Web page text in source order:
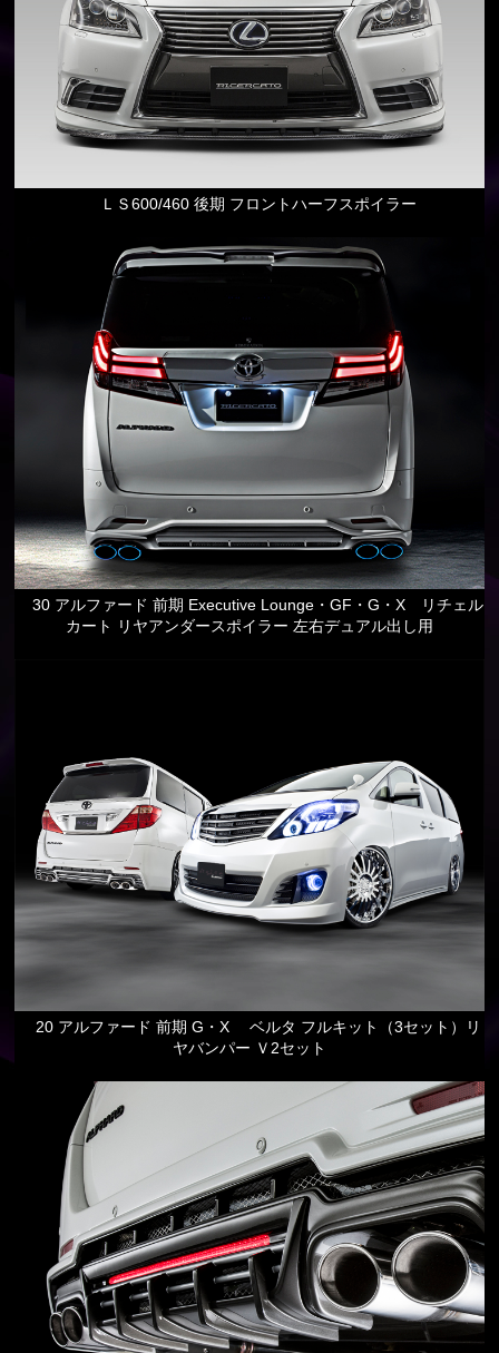
ＬＳ600/460 後期 フロントハーフスポイラー
30 アルファード 前期 Executive Lounge・GF・G・X リチェル
カート リヤアンダースポイラー 左右デュアル出し用
20 アルファード 前期 G・X ベルタ フルキット（3セット）リ
ヤバンパー Ｖ2セット